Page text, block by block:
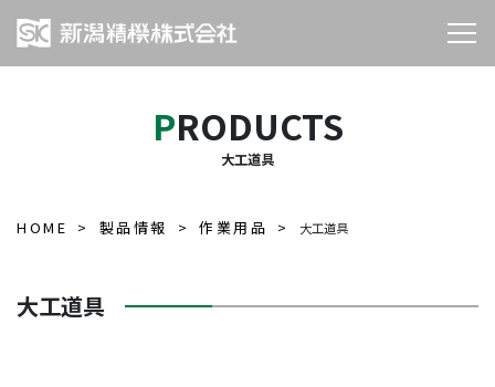
PRODUCTS
大工道具
HOME 製品情報 作業用品 大工道具
大工道具